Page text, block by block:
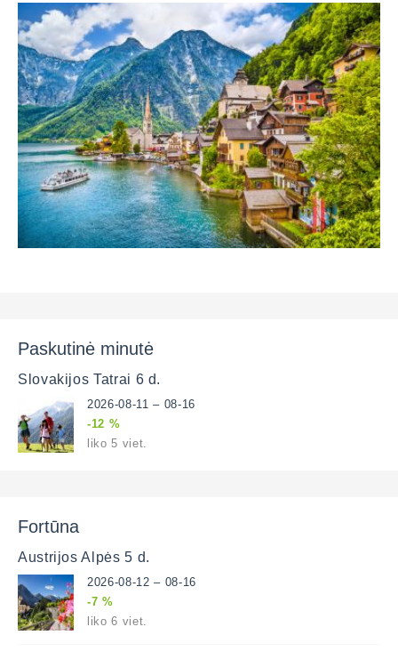
Paskutinė minutė
Slovakijos Tatrai 6 d.
2026-08-11 – 08-16
-12 %
liko 5 viet.
Fortūna
Austrijos Alpės 5 d.
2026-08-12 – 08-16
-7 %
liko 6 viet.